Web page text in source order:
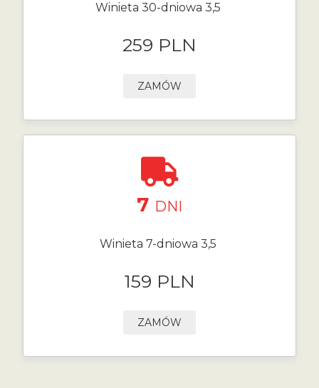
Winieta 30-dniowa 3,5
259 PLN
ZAMÓW
7 DNI
Winieta 7-dniowa 3,5
159 PLN
ZAMÓW